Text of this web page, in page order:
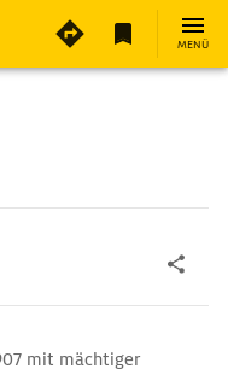
MENÜ
mit mächtiger